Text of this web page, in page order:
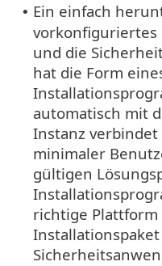
• Ein einfach
vorkonfiguriertes
und die
hat die Form
automatisch mit
Instanz
minimaler
gültigen
richtige